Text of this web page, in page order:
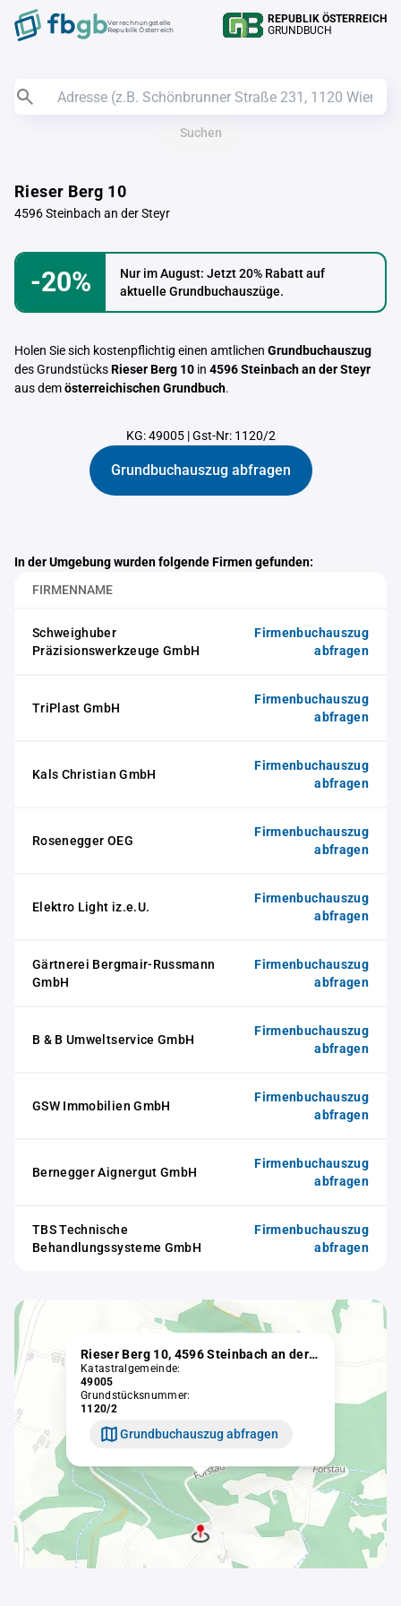
Verrechnungstelle
Republik Österreich
REPUBLIK ÖSTERREICH
GRUNDBUCH
Suchen
Rieser Berg 10
4596 Steinbach an der Steyr
-20%
Nur im August: Jetzt 20% Rabatt auf
aktuelle Grundbuchauszüge.
Holen Sie sich kostenpflichtig einen amtlichen Grundbuchauszug
des GrundstücksRieser Berg 10 in 4596 Steinbach an der Steyr
aus demösterreichischen Grundbuch.
KG: 49005|Gst-Nr: 1120/2
Grundbuchauszug abfragen
In der Umgebung wurden folgende Firmen gefunden:
FIRMENNAME
Schweighuber
Präzisionswerkzeuge GmbH
Firmenbuchauszug
abfragen
TriPlast GmbH
Firmenbuchauszug
abfragen
Kals Christian GmbH
Firmenbuchauszug
abfragen
Rosenegger OEG
Firmenbuchauszug
abfragen
Elektro Light iz.e.U.
Firmenbuchauszug
abfragen
Gärtnerei Bergmair-Russmann
GmbH
Firmenbuchauszug
abfragen
B & B Umweltservice GmbH
Firmenbuchauszug
abfragen
GSW Immobilien GmbH
Firmenbuchauszug
abfragen
Bernegger Aignergut GmbH
Firmenbuchauszug
abfragen
TBS Technische
Behandlungssysteme GmbH
Firmenbuchauszug
abfragen
Rieser Berg 10, 4596 Steinbach an der Steyr
Katastralgemeinde:
49005
Grundstücksnummer:
1120/2
Grundbuchauszug abfragen